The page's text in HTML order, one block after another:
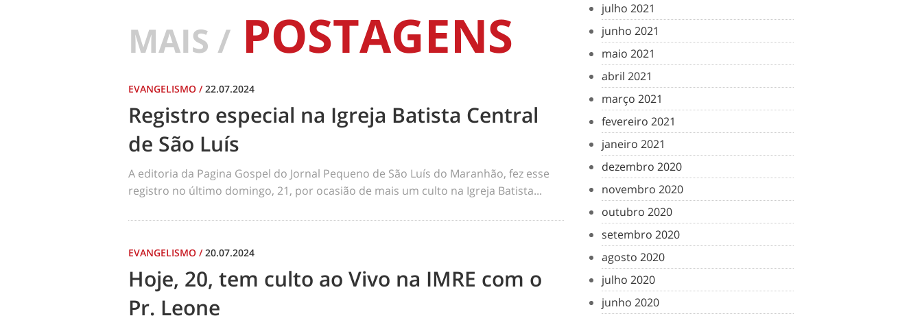
MAIS / POSTAGENS
EVANGELISMO /22.07.2024
Registro especial na Igreja Batista Central
de São Luís
A editoria da Pagina Gospel do Jornal Pequeno de São Luís do Maranhão, fez esse
registro no último domingo, 21, por ocasião de mais um culto na Igreja Batista...
EVANGELISMO /20.07.2024
Hoje, 20, tem culto ao Vivo na IMRE com o
Pr. Leone
julho 2021
junho 2021
maio 2021
abril 2021
março 2021
fevereiro 2021
janeiro 2021
dezembro 2020
novembro 2020
outubro 2020
setembro 2020
agosto 2020
julho 2020
junho 2020